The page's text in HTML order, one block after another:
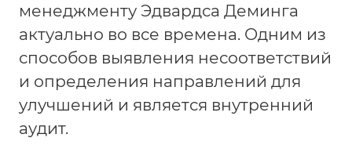
менеджменту Эдвардса Деминга
актуально во все времена. Одним из
способов выявления несоответствий
и определения направлений для
улучшений и является внутренний
аудит.